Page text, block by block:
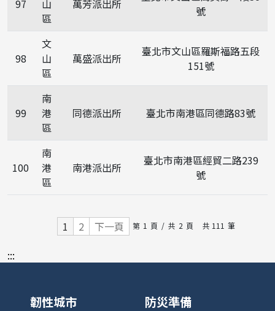
97
山
區
萬芳派出所
號
98
文
山
區
萬盛派出所
臺北市文山區羅斯福路五段
151號
99
南
港
區
同德派出所 臺北市南港區同德路83號
100
南
港
區
南港派出所
臺北市南港區經貿二路239
號
1 2 下一頁 第 1 頁 / 共 2 頁 共 111 筆
:::
韌性城市 防災準備